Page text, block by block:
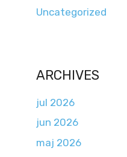
Uncategorized
ARCHIVES
jul 2026
jun 2026
maj 2026